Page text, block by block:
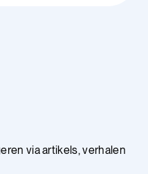
via artikels, verhalen